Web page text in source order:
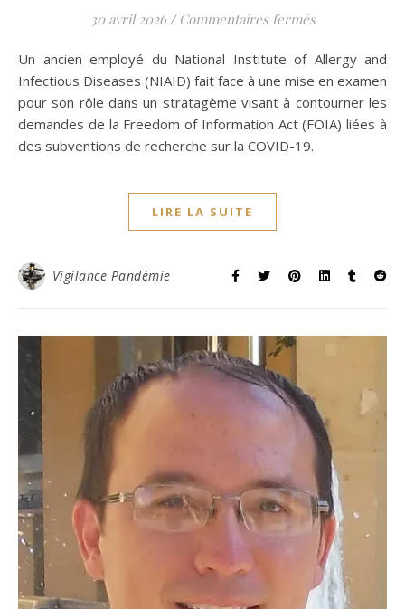
30 avril 2026 / Commentaires ferméssur
Un ancien employé du National Institute of Allergy and
Infectious Diseases (NIAID) fait face à une mise en examen
pour son rôle dans un stratagème visant à contourner les
demandes de la Freedom of Information Act (FOIA) liées à
des subventions de recherche sur la COVID-19.
LIRE LA SUITE
Vigilance Pandémie